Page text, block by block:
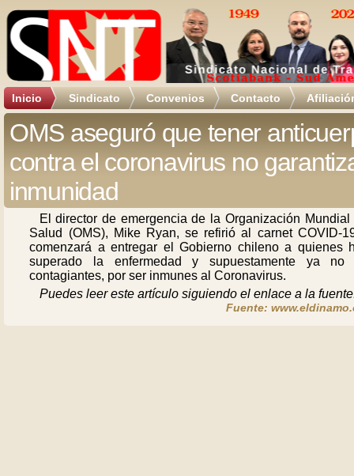
Inicio Sindicato Convenios Contacto
OMS aseguró que tener
contra el coronavirus no
inmunidad
El director de emergencia de la Organización
Salud (OMS), Mike Ryan, se refirió al carnet COVID-
comenzará a entregar el Gobierno chileno a quienes
superado la enfermedad y supuestamente ya no
contagiantes, por ser inmunes al Coronavirus.
Puedes leer este artículo siguiendo el enlace a la
Fuente: